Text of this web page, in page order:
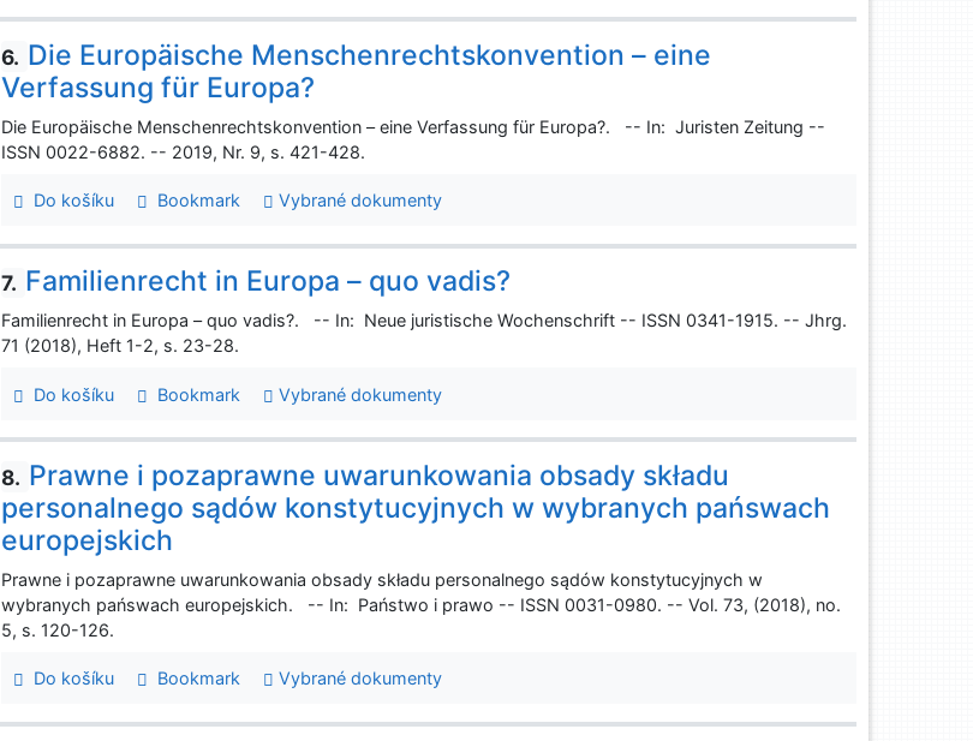
6. Die Europäische Menschenrechtskonvention – eine
Verfassung für Europa?
Die Europäische Menschenrechtskonvention – eine Verfassung für Europa?. -- In: Juristen Zeitung --
ISSN 0022-6882. -- 2019, Nr. 9, s. 421-428.
Do košíku Bookmark Vybrané dokumenty
7. Familienrecht in Europa – quo vadis?
Familienrecht in Europa – quo vadis?. -- In: Neue juristische Wochenschrift -- ISSN 0341-1915. -- Jhrg.
71 (2018), Heft 1-2, s. 23-28.
Do košíku Bookmark Vybrané dokumenty
8. Prawne i pozaprawne uwarunkowania obsady składu
personalnego sądów konstytucyjnych w wybranych pańswach
europejskich
Prawne i pozaprawne uwarunkowania obsady składu personalnego sądów konstytucyjnych w
wybranych pańswach europejskich. -- In: Państwo i prawo -- ISSN 0031-0980. -- Vol. 73, (2018), no.
5, s. 120-126.
Do košíku Bookmark Vybrané dokumenty